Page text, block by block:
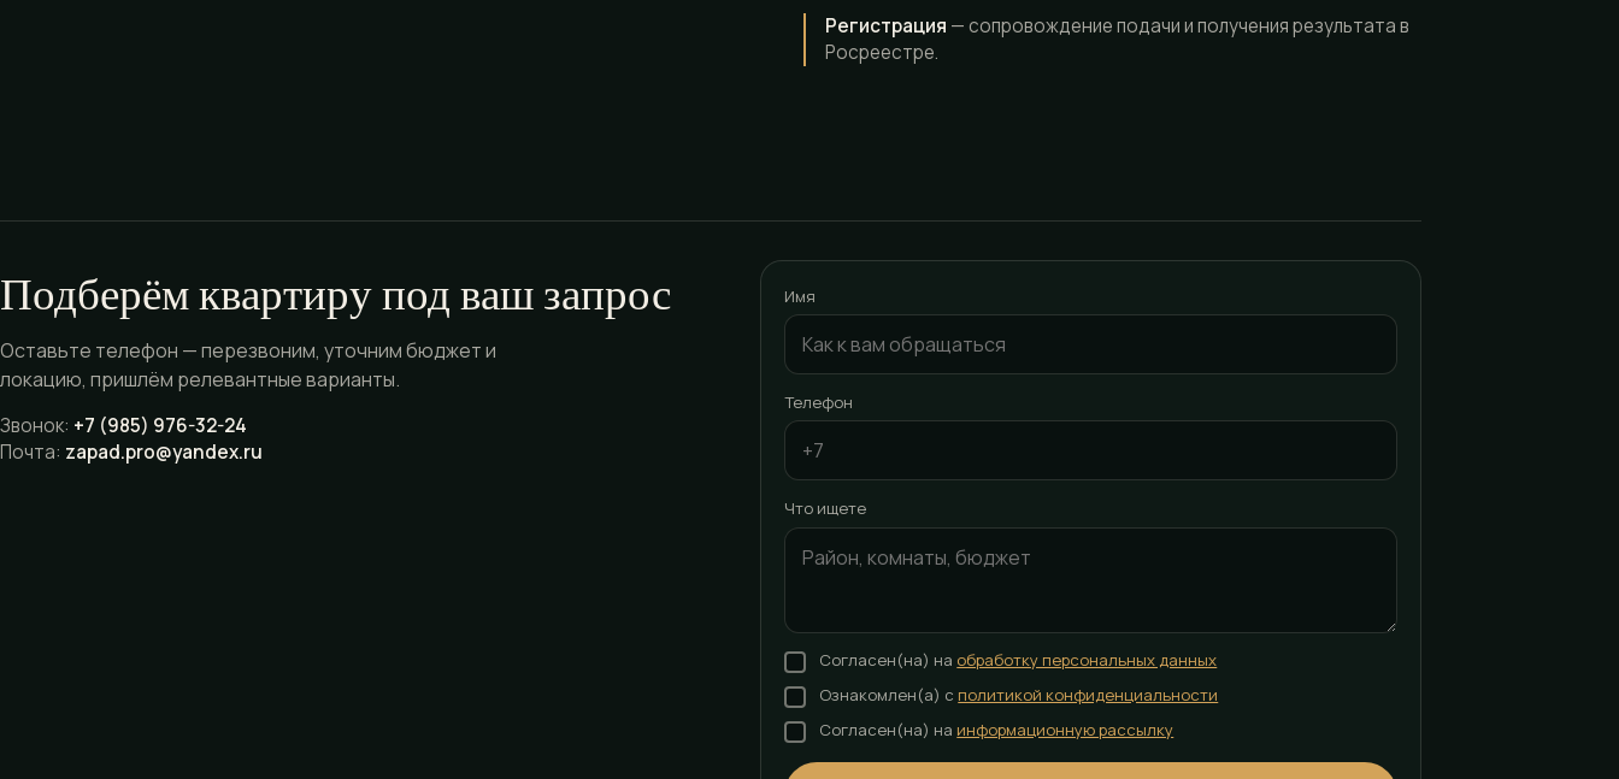
Регистрация — сопровождение подачи и получения результата в
Росреестре.
Подберём квартиру под ваш запрос
Оставьте телефон — перезвоним, уточним бюджет и
локацию, пришлём релевантные варианты.
Звонок: +7 (985) 976-32-24
Почта: zapad.pro@yandex.ru
Имя
Телефон
Что ищете
Согласен(на) на обработку персональных данных
Ознакомлен(а) с политикой конфиденциальности
Согласен(на) на информационную рассылку